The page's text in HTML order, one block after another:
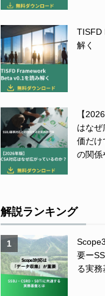
TISFD
解く
【
はな
価だけ
の関
解説ランキング
1
要ー
る実務